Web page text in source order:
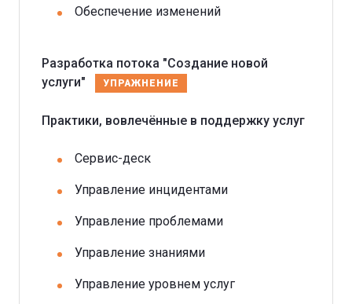
Обеспечение изменений
Разработка потока "Создание новой
услуги"
УПРАЖНЕНИЕ
Практики, вовлечённые в поддержку услуг
Сервис-деск
Управление инцидентами
Управление проблемами
Управление знаниями
Управление уровнем услуг